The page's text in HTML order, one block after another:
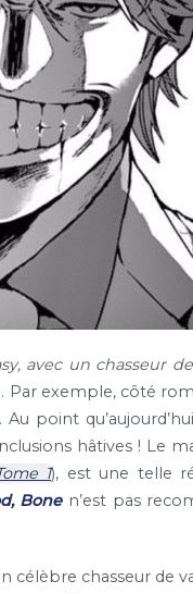
avec un chasseur
Par exemple, côté
point
hâtives ! Le
1), est une telle
Bonen’est pas
célèbre chasseur de